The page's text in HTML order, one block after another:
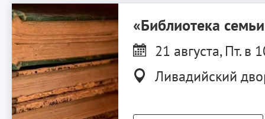
«Библиотека
21 августа, Пт. в
Ливадийский